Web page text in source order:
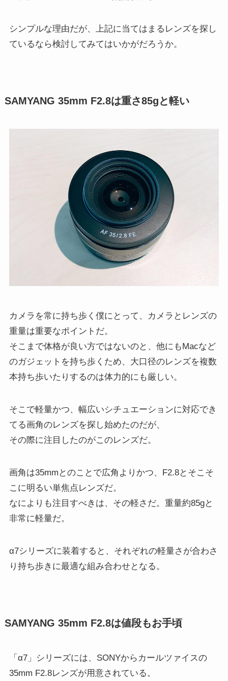
シンプルな理由だが、上記に当てはまるレンズを探し
ているなら検討してみてはいかがだろうか。
SAMYANG 35mm F2.8は重さ85gと軽い
カメラを常に持ち歩く僕にとって、カメラとレンズの
重量は重要なポイントだ。
そこまで体格が良い方ではないのと、他にもMacなど
のガジェットを持ち歩くため、大口径のレンズを複数
本持ち歩いたりするのは体力的にも厳しい。
そこで軽量かつ、幅広いシチュエーションに対応でき
てる画角のレンズを探し始めたのだが、
その際に注目したのがこのレンズだ。
画角は35mmとのことで広角よりかつ、F2.8とそこそ
こに明るい単焦点レンズだ。
なによりも注目すべきは、その軽さだ。重量約85gと
非常に軽量だ。
α7シリーズに装着すると、それぞれの軽量さが合わさ
り持ち歩きに最適な組み合わせとなる。
SAMYANG 35mm F2.8は値段もお手頃
「α7」シリーズには、SONYからカールツァイスの
35mm F2.8レンズが用意されている。